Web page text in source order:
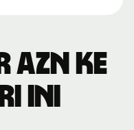
ke
ini